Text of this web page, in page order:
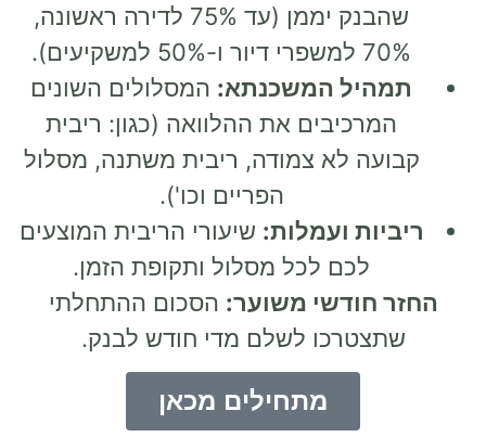
שהבנק יממן (עד 75% לדירה ראשונה,
70% למשפרי דיור ו-50% למשקיעים).
תמהיל המשכנתא: המסלולים השונים
המרכיבים את ההלוואה (כגון: ריבית
קבועה לא צמודה, ריבית משתנה, מסלול
הפריים וכו').
ריביות ועמלות: שיעורי הריבית המוצעים
לכם לכל מסלול ותקופת הזמן.
החזר חודשי משוער: הסכום ההתחלתי
שתצטרכו לשלם מדי חודש לבנק.
מתחילים מכאן